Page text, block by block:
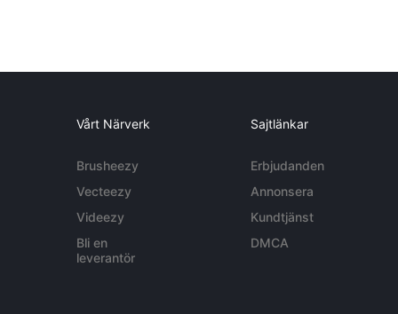
Vårt Närverk
Brusheezy
Vecteezy
Videezy
Bli en
leverantör
Sajtlänkar
Erbjudanden
Annonsera
Kundtjänst
DMCA